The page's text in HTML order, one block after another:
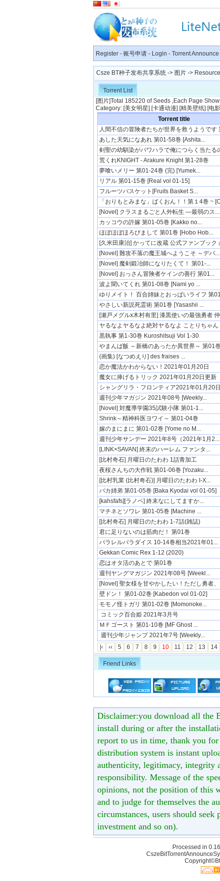
Register - 账号申请 - Login - Torrent Announce
Csze BT种子发布共享系统 -> 图片 ->
Torrent List
[图片]Total 185220 of Seeds ,Each Page
Category: [美女明星] [卡通动漫] [精美壁纸] [电
Torrent title
人間不信の冒険者たちが世界を救うようです
あした天気になあれ 第01-58巻 [Ashita...
剣聖の幼馴染がパワハラで俺につらく当たる
荒くれKNIGHT - Arakure Knight 第1-28巻
夢喰いメリー 第01-24巻 (完) [Yumek...
リアル 第01-15巻 [Real vol 01-15]
フルーツバスケット[Fruits Basket S...
「おりもとみまな」ばくおん！！第１4巻 ~
[Novel] クラスまるごと人外転生 ―最弱のス...
カッコウの許嫁 第01-05巻 [Kakko no...
ほぼほぼほろびまして 第01巻 [Hobo Hob...
[久米田康治] かってに改蔵 公式ファンブック
[Novel] 難攻不落の魔王城へようこそ ～デバ...
[Novel] 魔剣鍛冶師になりたくて！ 第01-...
[Novel] おっさん冒険者ケインの善行 第01...
波よ聞いてくれ 第01-08巻 [Nami yo ...
ゆりメイト！ 百合姉妹とおっぱいライフ 第
やさしい新説死霊術 第01巻 [Yasashii ...
[瀬戸メグルx木村有里] 漆黒使いの最強勇者
ヤるなよヤるなよ絶対ヤるなよ ことりちゃん
黒執事 第1‐30巻 Kuroshitsuji Vol 1-30
やまんば飯 ～新橋のあったか異世界～ 第01
(画集) [なつめえり] des fraises ...
恋か魔法かわからない！2021年01月20日
魔女に捧げるトリック 2021年01月20日更新
シャングリラ・フロンティア2021年01月20
週刊少年マガジン 2021年08号 [Weekly...
[Novel] 対魔導学園35試験小隊 第01-1...
Shrink～精神科医ヨワイ～ 第01-04巻
嫁のまにまに 第01-02巻 [Yome no M...
週刊少年サンデー 2021年8号（2021年1月2...
[LINK×SAVAN] 終末のハーレム ファンタ...
[比村奇石] 月曜日のたわわ 1話青加工
夜桜さんちの大作戦 第01-06巻 [Yozaku...
[比村乳業 (比村奇石)] 月曜日のたわわ I-X...
バカ姉弟 第01-05巻 [Baka Kyodai vol 01-05]
[kahsfafs][ラノベ] 終末なにしてますか...
マチネとソワレ 第01-05巻 [Machine ...
[比村奇石] 月曜日のたわわ 1-7話(雑誌)
君に足りないのは筋肉だ！ 第01巻
パラレルパラダイス 10-14巻相当2021年01...
Gekkan Comic Rex 1-12 (2020)
恋はオタ活のあとで 第01巻
週刊ヤングマガジン 2021年08号 [Weekl...
[Novel] 聖女様を甘やかしたい！ただし勇者、
壁ドン！ 第01-02巻 [Kabedon vol 01-02]
モモノ怪トガリ 第01-02巻 [Momonoke...
コミック百合姫 2021年3月号
ＭＦゴースト 第01-10巻 [MF Ghost ...
週刊少年ジャンプ 2021年7号 [Weekly...
|‹
‹‹ 5 6 7 8 9 10 11 12 13 14
Friend Links
Disclaimer:you download all the
install during or after the
report to us in time, thank you
distribution system is instant
authenticity, legitimacy, integrity
responsibility. Message of the
opinions, not the position of this
and to judge for themselves the
circumstances, users should
investment and so on).
Processed in